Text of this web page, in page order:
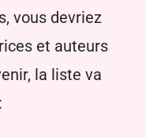
vous devriez
et auteurs
la liste va